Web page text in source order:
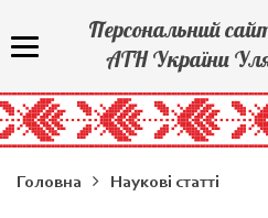
Персональний
АТН України
Головна Наукові статті